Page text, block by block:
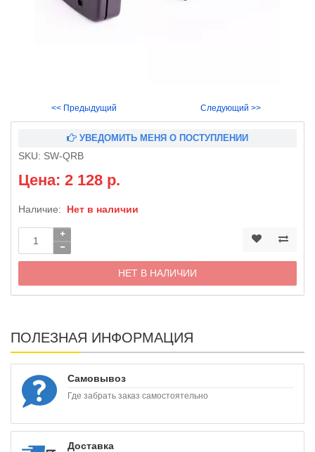
<< Предыдущий Следующий >>
УВЕДОМИТЬ МЕНЯ О ПОСТУПЛЕНИИ
SKU: SW-QRB
Цена: 2 128 р.
Наличие: Нет в наличии
НЕТ В НАЛИЧИИ
ПОЛЕЗНАЯ ИНФОРМАЦИЯ
Самовывоз
Где забрать заказ самостоятельно
Доставка